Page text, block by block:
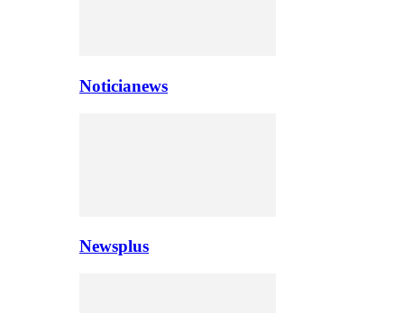
Noticianews
Newsplus